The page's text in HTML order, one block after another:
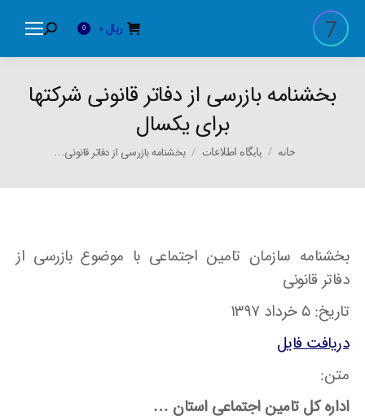
ریال 0
Search:
بخشنامه بازرسی از دفاتر قانونی شرکتها
برای یکسال
You are here:
خانه پایگاه اطلاعات بخشنامه بازرسی از دفاتر قانونی…
بخشنامه سازمان تامین اجتماعی با موضوع بازرسی از
دفاتر قانونی
تاریخ: ۵ خرداد ۱۳۹۷
دریافت فایل
متن:
اداره کل تامین اجتماعی استان …